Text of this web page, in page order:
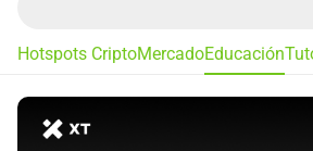
Hotspots CriptoMercadoEducación